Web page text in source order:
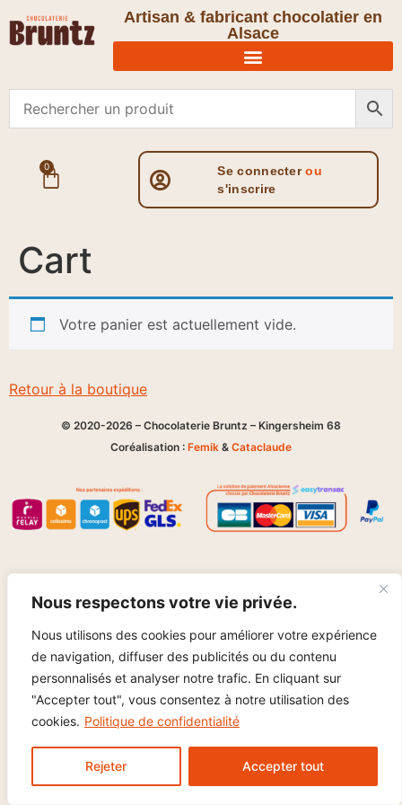
Nous respectons votre vie privée.
Nous utilisons des cookies pour améliorer votre expérience
de navigation, diffuser des publicités ou du contenu
personnalisés et analyser notre trafic. En cliquant sur
"Accepter tout", vous consentez à notre utilisation des
cookies. Politique de confidentialité
Rejeter Accepter tout
Artisan & fabricant chocolatier en
Alsace
Se connecterou
s'inscrire
0
Cart
Votre panier est actuellement vide.
Retour à la boutique
© 2020-2026 – Chocolaterie Bruntz – Kingersheim 68
Coréalisation : Femik & Cataclaude